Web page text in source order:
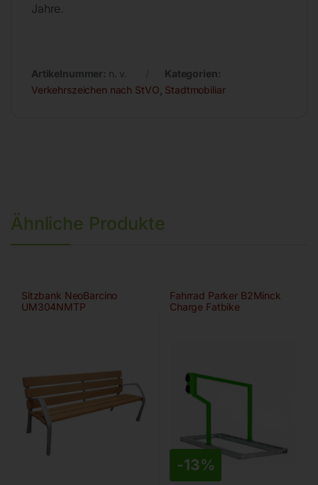
Jahre.
Artikelnummer: n. v.
Kategorien:
Verkehrszeichen nach StVO Stadtmobiliar
Ähnliche Produkte
Sitzbank NeoBarcino
UM304NMTP
Fahrrad Parker B2Minck
Charge Fatbike
-13%